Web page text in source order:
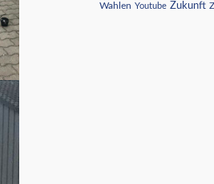
Wahlen Youtube Zukunft